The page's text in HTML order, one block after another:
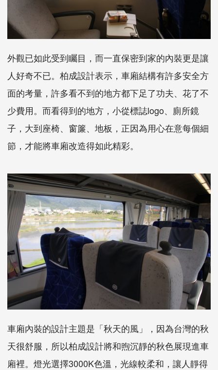
外觀已如此受到矚目，而一直保密到家的內裝更是讓
人好奇不已。柏成設計表示，車廂結構有許多安全方
面的考量，許多看不到的地方都下足了功夫、花了不
少費用。而看得到的地方，小從標誌logo、廁所鏡
子，大到座椅、窗簾、地板，正因為用心在意每個細
節，才能將車廂改造得如此精彩。
車廂內裝的設計主題是「秋天的風」，因為台灣的秋
天很舒服，所以柏成設計將和煦沉靜的秋色展現進車
廂裡。燈光選擇3000K色溫，光線較柔和，讓人靜得